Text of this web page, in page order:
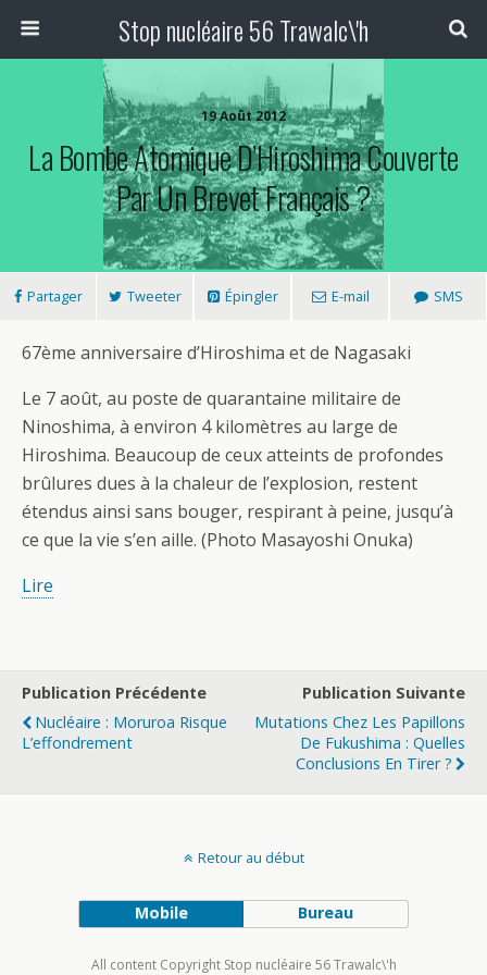
Stop nucléaire 56 Trawalc\'h
19 Août 2012
La Bombe Atomique D’Hiroshima Couverte
Par Un Brevet Français ?
Partager Tweeter Épingler E-mail SMS
67ème anniversaire d’Hiroshima et de Nagasaki
Le 7 août, au poste de quarantaine militaire de
Ninoshima, à environ 4 kilomètres au large de
Hiroshima. Beaucoup de ceux atteints de profondes
brûlures dues à la chaleur de l’explosion, restent
étendus ainsi sans bouger, respirant à peine, jusqu’à
ce que la vie s’en aille. (Photo Masayoshi Onuka)
Lire
Publication Précédente
Nucléaire : Moruroa Risque
L’effondrement
Publication Suivante
Mutations Chez Les Papillons
De Fukushima : Quelles
Conclusions En Tirer ?
Retour au début
Mobile Bureau
All content Copyright Stop nucléaire 56 Trawalc\'h